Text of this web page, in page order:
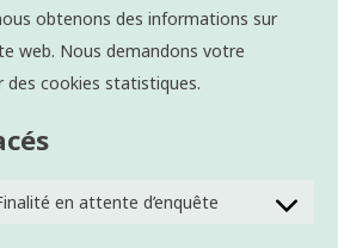
obtenons des informations sur
web. Nous demandons votre
des cookies statistiques.
en attente d’enquête
Consent